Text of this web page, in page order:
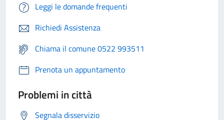
Leggi le domande frequenti
Richiedi Assistenza
Chiama il comune 0522 993511
Prenota un appuntamento
Problemi in città
Segnala disservizio